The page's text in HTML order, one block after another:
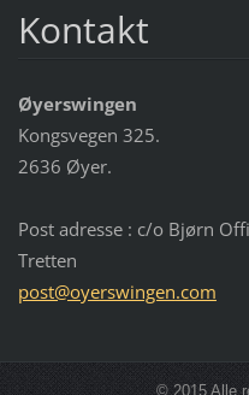
Kontakt
Øyerswingen
Kongsvegen 325.
2636 Øyer.
Post adresse : c/o Bjørn
Tretten
post@oyerswingen.com
© 2015 Alle